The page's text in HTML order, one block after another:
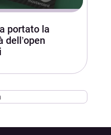
portato la